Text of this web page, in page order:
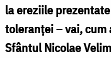
la ereziile
toleranței – vai, cum
Sfântul Nicolae